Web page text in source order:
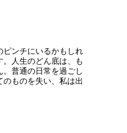
ピンチにいるかもしれ
人生のどん底は、も
普通の日常を過ごし
ものを失い、私は出